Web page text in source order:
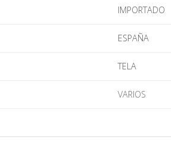
IMPORTADO
ESPAÑA
TELA
VARIOS